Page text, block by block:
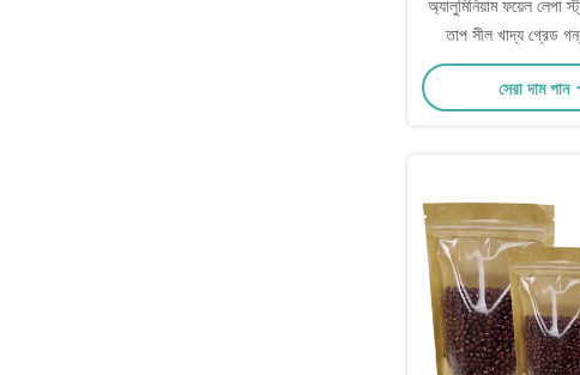
অ্যালুমিনিয়াম ফয়েল লেপা
তাপ সীল খাদ্য গ্রেড
প্যাকেজিং জন্য
সেরা দাম পান